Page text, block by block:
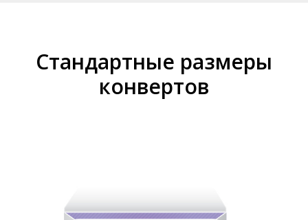
Стандартные размеры
конвертов